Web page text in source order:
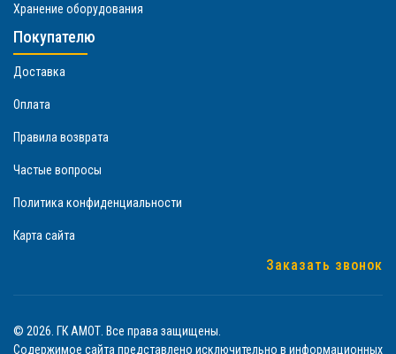
Хранение оборудования
Покупателю
Доставка
Оплата
Правила возврата
Частые вопросы
Политика конфиденциальности
Карта сайта
Заказать звонок
© 2026. ГК АМОТ. Все права защищены.
Содержимое сайта представлено исключительно в информационных